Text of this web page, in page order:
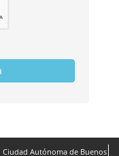
Ciudad Autónoma de Buenos